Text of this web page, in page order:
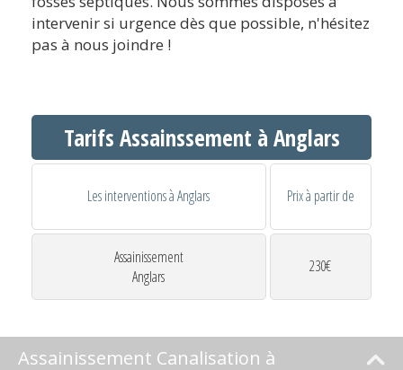
intervenir si urgence dès que possible, n'hésitez
pas à nous joindre !
Tarifs Assainssement à Anglars
Les interventions à Anglars Prix à partir de
Assainissement
Anglars
230€
Assainissement Canalisation à